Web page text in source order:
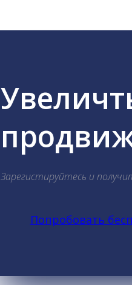
Зарегистируйтесь и
Попробовать